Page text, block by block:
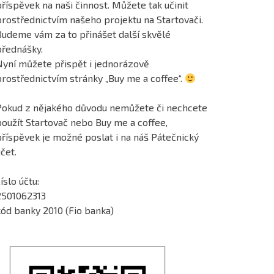
na naši činnost. Můžete tak učinit
našeho projektu na Startovači.
vám za to přinášet další skvělé
můžete přispět i jednorázově
stránky „Buy me a coffee“.
z nějakého důvodu nemůžete či nechcete
Startovač nebo Buy me a coffee,
je možné poslat i na náš Pátečnický
účtu:
banky 2010 (Fio banka)